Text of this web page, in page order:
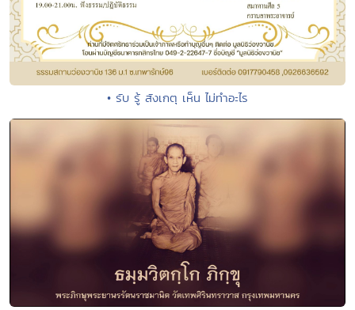
• รับ รู้ สังเกตุ เห็น ไม่ทำอะไร